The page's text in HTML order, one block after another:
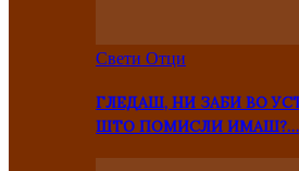
Свети Отци
ГЛЕДАШ, НИ ЗАБИ ВО
ШТО ПОМИСЛИ ИМАШ?…